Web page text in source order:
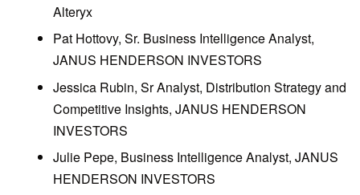
Alteryx
Pat Hottovy, Sr. Business Intelligence Analyst,
JANUS HENDERSON INVESTORS
Jessica Rubin, Sr Analyst, Distribution Strategy and
Competitive Insights, JANUS HENDERSON
INVESTORS
Julie Pepe, Business Intelligence Analyst, JANUS
HENDERSON INVESTORS